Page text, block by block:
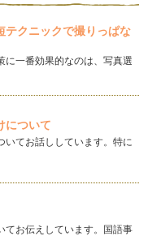
ピ
り入れて、ほんのり赤
季節のお野菜をたっぷ
してパンを焼いちゃえ
しい季節。クリスマ
テクニックで撮りっぱな
に一番効果的なのは、写真選
について
いてお話ししています。特に
てお伝えしています。国語事